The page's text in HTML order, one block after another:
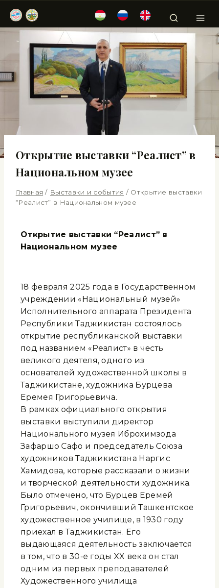
Открытие выставки “Реалист” в
Национальном музее
Главная / Выставки и события / Открытие выставки
“Реалист” в Национальном музее
Открытие выставки “Реалист” в
Национальном музее
18 февраля 2025 года в Государственном
учреждении «Национальный музей»
Исполнительного аппарата Президента
Республики Таджикистан состоялось
открытие республиканской выставки
под названием «Реалист» в честь
великого деятеля, одного из
основателей художественной школы в
Таджикистане, художника Бурцева
Еремея Григорьевича.
В рамках официального открытия
выставки выступили директор
Национального музея Иброхимзода
Зафаршо Сафо и председатель Союза
художников Таджикистана Наргис
Хамидова, которые рассказали о жизни
и творческой деятельности художника.
Было отмечено, что Бурцев Еремей
Григорьевич, окончивший Ташкентское
художественное училище, в 1930 году
приехал в Таджикистан. Его
выдающаяся деятельность заключается
в том, что в 30-е годы XX века он стал
одним из первых преподавателей
Художественного училища